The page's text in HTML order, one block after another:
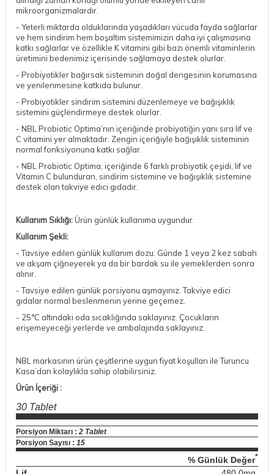
mikroorganizmalardır.
- Yeterli miktarda olduklarında yaşadıkları vücuda fayda sağlarlar
ve hem sindirim hem boşaltım sistemimizin daha iyi çalışmasına
katkı sağlarlar ve özellikle K vitamini gibi bazı önemli vitaminlerin
üretimini bedenimiz içerisinde sağlamaya destek olurlar.
- Probiyotikler bağırsak sisteminin doğal dengesinin korumasına
ve yenilenmesine katkıda bulunur.
- Probiyotikler sindirim sistemini düzenlemeye ve bağışıklık
sistemini güçlendirmeye destek olurlar.
- NBL Probiotic Optima’nın içeriğinde probiyotiğin yanı sıra lif ve
C vitamini yer almaktadır. Zengin içeriğiyle bağışıklık sisteminin
normal fonksiyonuna katkı sağlar.
- NBL Probiotic Optima, içeriğinde 6 farklı probiyotik çeşidi, lif ve
Vitamin C bulunduran, sindirim sistemine ve bağışıklık sistemine
destek olan takviye edici gıdadır.
Kullanım Sıklığı:Ürün günlük kullanıma uygundur.
Kullanım Şekli:
- Tavsiye edilen günlük kullanım dozu: Günde 1 veya 2 kez sabah
ve akşam çiğneyerek ya da bir bardak su ile yemeklerden sonra
alınır.
- Tavsiye edilen günlük porsiyonu aşmayınız. Takviye edici
gıdalar normal beslenmenin yerine geçemez.
- 25°C altındaki oda sıcaklığında saklayınız. Çocukların
erişemeyeceği yerlerde ve ambalajında saklayınız.
NBL markasının ürün çeşitlerine uygun fiyat koşulları ile Turuncu
Kasa’dan kolaylıkla sahip olabilirsiniz.
Ürün İçeriği :
30 Tablet
Porsiyon Miktarı : 2 Tablet
Porsiyon Sayısı : 15
% Günlük Değer*